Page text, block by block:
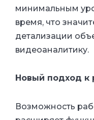
минимальным
время, что
детализации
видеоаналитику.
Новый подход к
Возможность